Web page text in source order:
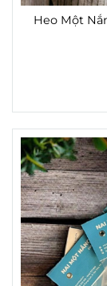
Heo Một